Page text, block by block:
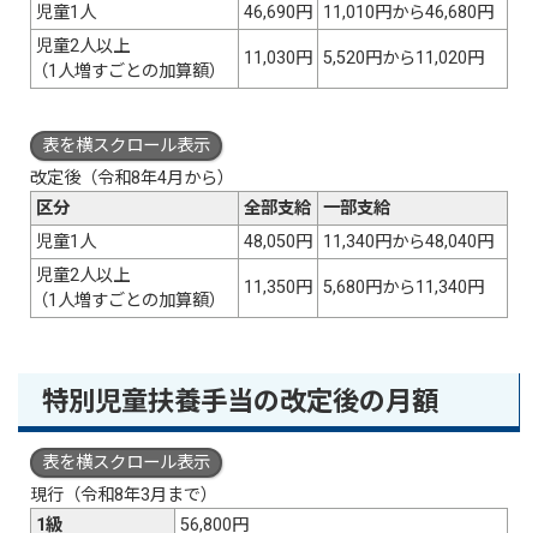
児童1人
46,690円
11,010円から46,680円
児童2人以上
（1人増すごとの加算額）
11,030円 5,520円から11,020円
表を横スクロール表示
改定後（令和8年4月から）
区分
全部支給 一部支給
児童1人
48,050円
11,340円から48,040円
児童2人以上
（1人増すごとの加算額）
11,350円 5,680円から11,340円
特別児童扶養手当の改定後の月額
表を横スクロール表示
現行（令和8年3月まで）
1級
56,800円